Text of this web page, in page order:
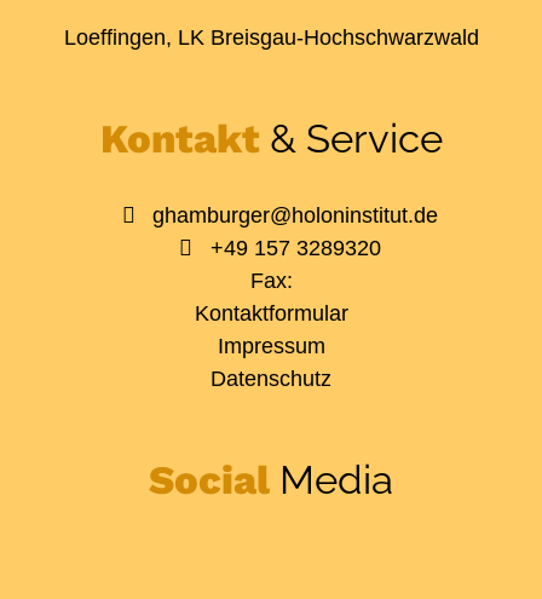
Loeffingen, LK Breisgau-Hochschwarzwald
Kontakt& Service
ghamburger@holoninstitut.de
+49 157 3289320
Fax:
Kontaktformular
Impressum
Datenschutz
Social Media